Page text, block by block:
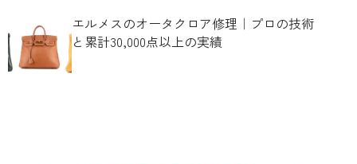
エルメスのオータクロア修理｜プロの技術
と累計30,000点以上の実績